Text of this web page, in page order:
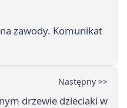
zawody. Komunikat
Następny >>
drzewie dzieciaki w